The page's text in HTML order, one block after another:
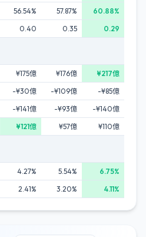
56.54% 57.87%
60.88%
0.40 0.35 0.29
¥175億 ¥176億
¥217億
-¥30億 -¥109億
-¥85億
-¥141億 -¥93億
-¥140億
¥121億 ¥57億 ¥110億
4.27% 5.54%
6.75%
2.41% 3.20% 4.11%